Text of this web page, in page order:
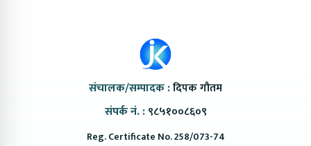
संचालक/सम्पादक :दिपक गौतम
संपर्क नं. : ९८५१००८६०९
Reg. Certificate No. 258/073-74